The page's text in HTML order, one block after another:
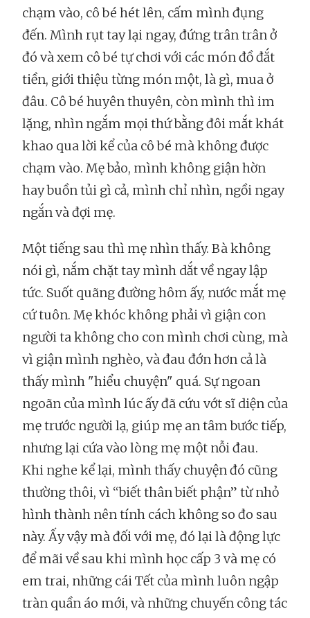
chạm vào, cô bé hét lên, cấm mình đụng
đến. Mình rụt tay lại ngay, đứng trân trân ở
đó và xem cô bé tự chơi với các món đồ đắt
tiền, giới thiệu từng món một, là gì, mua ở
đâu. Cô bé huyên thuyên, còn mình thì im
lặng, nhìn ngắm mọi thứ bằng đôi mắt khát
khao qua lời kể của cô bé mà không được
chạm vào. Mẹ bảo, mình không giận hờn
hay buồn tủi gì cả, mình chỉ nhìn, ngồi ngay
ngắn và đợi mẹ.
Một tiếng sau thì mẹ nhìn thấy. Bà không
nói gì, nắm chặt tay mình dắt về ngay lập
tức. Suốt quãng đường hôm ấy, nước mắt mẹ
cứ tuôn. Mẹ khóc không phải vì giận con
người ta không cho con mình chơi cùng, mà
vì giận mình nghèo, và đau đớn hơn cả là
thấy mình "hiểu chuyện" quá. Sự ngoan
ngoãn của mình lúc ấy đã cứu vớt sĩ diện của
mẹ trước người lạ, giúp mẹ an tâm bước tiếp,
nhưng lại cứa vào lòng mẹ một nỗi đau.
Khi nghe kể lại, mình thấy chuyện đó cũng
thường thôi, vì “biết thân biết phận” từ nhỏ
hình thành nên tính cách không so đo sau
này. Ấy vậy mà đối với mẹ, đó lại là động lực
để mãi về sau khi mình học cấp 3 và mẹ có
em trai, những cái Tết của mình luôn ngập
tràn quần áo mới, và những chuyến công tác